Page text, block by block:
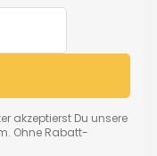
akzeptierst Du unsere
Ohne Rabatt-